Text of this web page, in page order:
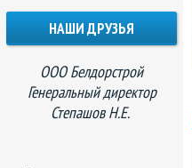
НАШИ ДРУЗЬЯ
ООО Белдорстрой
Генеральный директор
Степашов Н.Е.